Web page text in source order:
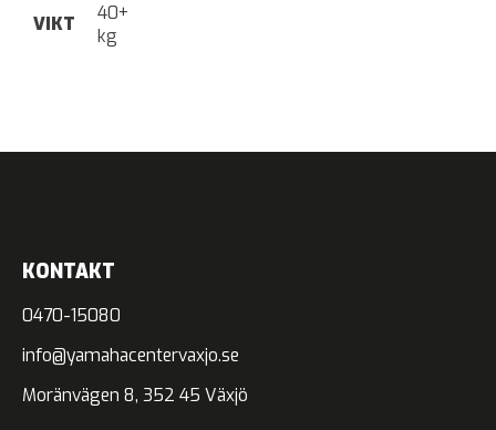
VIKT
40+
kg
KONTAKT
0470-15080
info@yamahacentervaxjo.se
Moränvägen 8, 352 45 Växjö